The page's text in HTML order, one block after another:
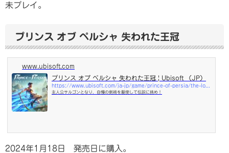
未プレイ。
プリンス オブ ペルシャ 失われた王冠
www.ubisoft.com
プリンス オブ ペルシャ 失われた王冠 | Ubisoft （JP）
主人公サルゴンとなり、自慢の剣術を駆使して伝説に挑め！
2024年1月18日 発売日に購入。